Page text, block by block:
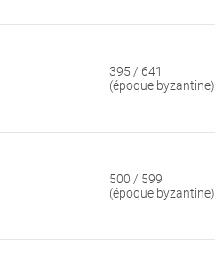
395 / 641
(époque byzantine)
500 / 599
(époque byzantine)